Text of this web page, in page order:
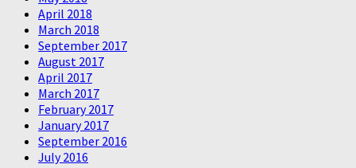
April 2018
March 2018
September 2017
August 2017
April 2017
March 2017
February 2017
January 2017
September 2016
July 2016